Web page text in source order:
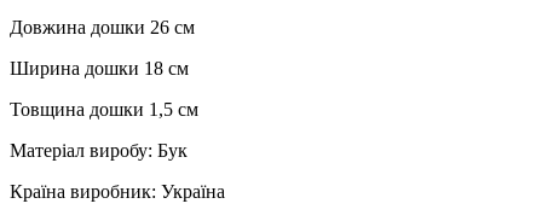
Довжина дошки 26 см
Ширина дошки 18 см
Товщина дошки 1,5 см
Матеріал виробу: Бук
Країна виробник: Україна